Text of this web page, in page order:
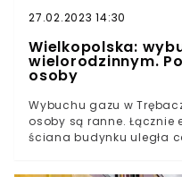
27.02.2023 14:30
Wielkopolska:
wielorodzinnym.
osoby
Wybuchu gazu w
osoby są ranne. Łącznie
ściana budynku uległa